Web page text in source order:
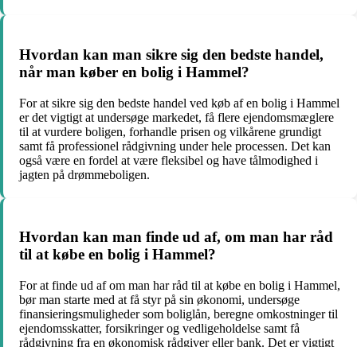
Hvordan kan man sikre sig den bedste handel,
når man køber en bolig i Hammel?
For at sikre sig den bedste handel ved køb af en bolig i Hammel
er det vigtigt at undersøge markedet, få flere ejendomsmæglere
til at vurdere boligen, forhandle prisen og vilkårene grundigt
samt få professionel rådgivning under hele processen. Det kan
også være en fordel at være fleksibel og have tålmodighed i
jagten på drømmeboligen.
Hvordan kan man finde ud af, om man har råd
til at købe en bolig i Hammel?
For at finde ud af om man har råd til at købe en bolig i Hammel,
bør man starte med at få styr på sin økonomi, undersøge
finansieringsmuligheder som boliglån, beregne omkostninger til
ejendomsskatter, forsikringer og vedligeholdelse samt få
rådgivning fra en økonomisk rådgiver eller bank. Det er vigtigt